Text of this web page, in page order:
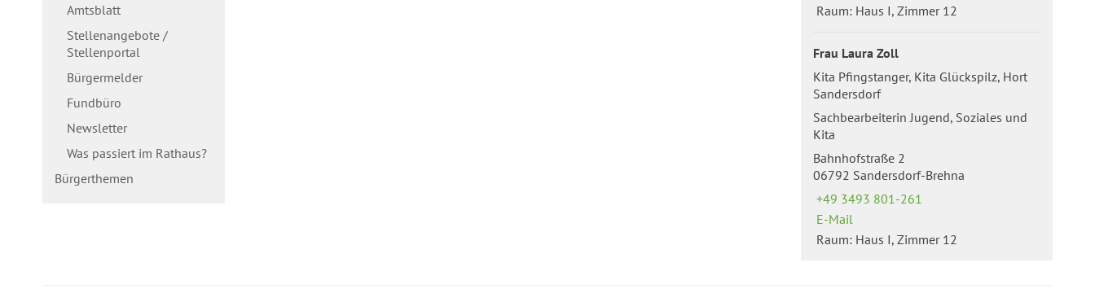
Amtsblatt
Stellenangebote /
Stellenportal
Bürgermelder
Fundbüro
Newsletter
Was passiert im Rathaus?
Bürgerthemen
Raum: Haus I, Zimmer 12
Frau Laura Zoll
Kita Pfingstanger, Kita Glückspilz, Hort
Sandersdorf
Sachbearbeiterin Jugend, Soziales und
Kita
Bahnhofstraße 2
06792 Sandersdorf-Brehna
+49 3493 801-261
E-Mail
Raum: Haus I, Zimmer 12